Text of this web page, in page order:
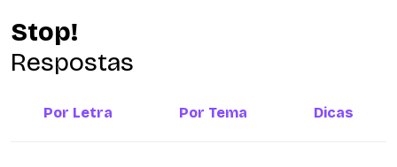
Stop!
Respostas
Por Letra Por Tema Dicas